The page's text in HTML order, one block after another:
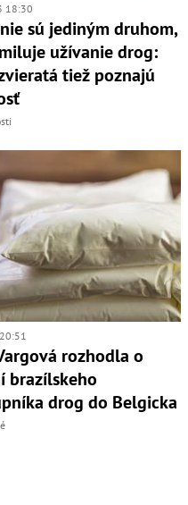
18:30
sú jediným druhom,
užívanie drog:
tiež poznajú
rozhodla o
brazílskeho
drog do Belgicka